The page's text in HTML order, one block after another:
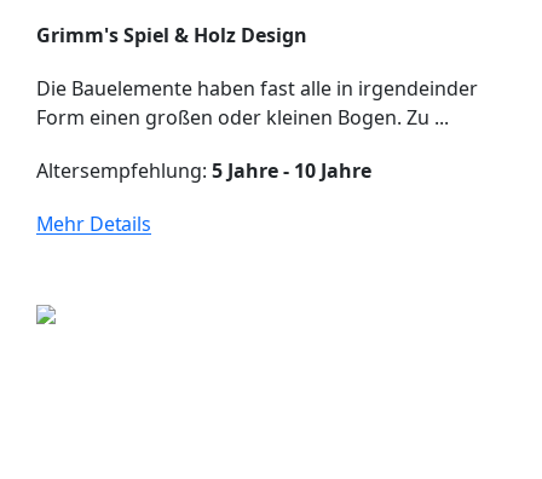
Grimm's Spiel & Holz Design
Die Bauelemente haben fast alle in irgendeinder
Form einen großen oder kleinen Bogen. Zu ...
Altersempfehlung: 5 Jahre - 10 Jahre
Mehr Details